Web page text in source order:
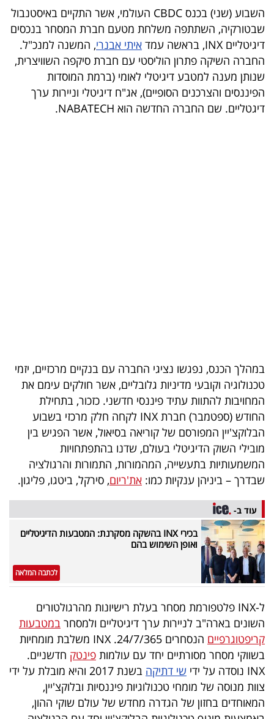
עסקי
ספורט
קריירה
ולימודים
מינויים
הכלכלי
פודקאסט
40
UNDER
40
שיתופי
פעולה
דרושים
ניוזלטרים
מייל
אדום
השבוע (שני) בכנס CBDC העולמי, אשר התקיים באיסטנבול
שבטורקיה, השתתפה משלחת מטעם חברת המסחר בנכסים
דיגיטליים INX, בראשה עמד
איתי אבנרי, המשנה למנכ"ל.
החברה השיקה פתרון הוליסטי עם חברת סיקפה השוויצרית,
שנותן מענה למטבע דיגיטלי לאומי (ברמת המוסדות
הפיננסים והצרכנים הסופיים), אג"ח דיגיטלי וניירות ערך
דיגטליים. שם החברה החדשה הוא NABATECH.
במהלך הכנס, נפגשו נציגי החברה עם בנקיים מרכזיים, יזמי
טכנולוגיה וקובעי מדיניות גלובליים, אשר חולקים עימם את
המחויבות להתוות עתיד פיננסי חדשני. כזכור, בתחילת
החודש (ספטמבר) חברת INX לקחה חלק מרכזי בשבוע
הבלוקצ'יין המפורסם של קוריאה בסיאול, אשר הפגיש בין
מובילי השוק הדיגיטלי בעולם, שדנו בהתפתחויות
המשמעותיות בתעשייה, המהמורות, התמורות והרגולציה
שבדרך – ביניהן ענקיות כמו: את'ריום, סירקל, ביטגו, פליגון.
עוד ב-
בכירי INX בהשקה מסקרנת: המטבעות הדיגיטליים
ואופן השימוש בהם
לכתבה המלאה
ל-INX פלטפורמת מסחר בעלת רישיונות מהרגולטורים
השונים בארה"ב לניירות ערך דיגיטליים ולמסחר במטבעות
קריפטוגרפיים
הנסחרים 24/7/365. INX משלבת מומחיות
בשווקי מסחר מסורתיים יחד עם עולמות פינטק חדשניים.
INX נוסדה על ידי
שי דתיקה
בשנת 2017 והיא מובלת על ידי
צוות מנוסה של מומחי טכנולוגיות פיננסיות ובלוקצ'יין,
המאוחדים בחזון של הגדרה מחדש של עולם שוקי ההון,